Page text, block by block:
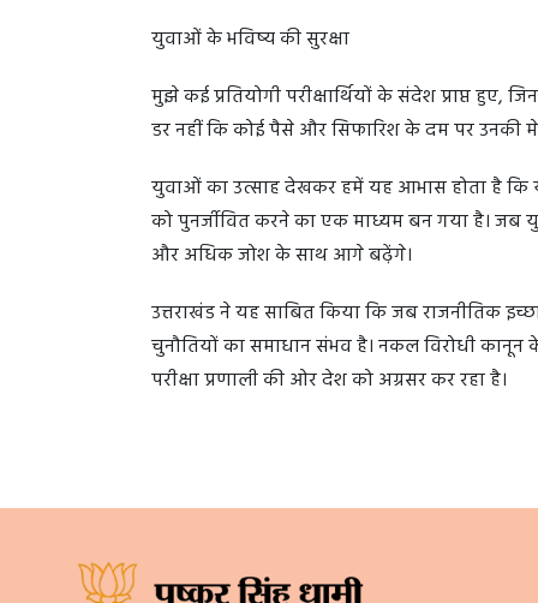
युवाओं के भविष्य की सुरक्षा
मुझे कई प्रतियोगी परीक्षार्थियों के संदेश प्राप्त हुए,
डर नहीं कि कोई पैसे और सिफारिश के दम पर उनकी
युवाओं का उत्साह देखकर हमें यह आभास होता है कि
को पुनर्जीवित करने का एक माध्यम बन गया है। जब
और अधिक जोश के साथ आगे बढ़ेंगे।
उत्तराखंड ने यह साबित किया कि जब राजनीतिक
चुनौतियों का समाधान संभव है। नकल विरोधी कानून
परीक्षा प्रणाली की ओर देश को अग्रसर कर रहा है।